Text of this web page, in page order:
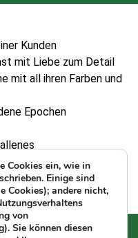
Kunden
mit Liebe zum Detail
mit all ihren Farben und
Epochen
Cookies ein, wie in
Einige sind
Cookies); andere nicht,
von
Sie können diesen